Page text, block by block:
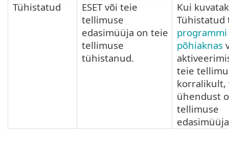
Tühistatud
ESET või teie
tellimuse
edasimüüja on teie
tellimuse
tühistanud.
Kui
Tühistatud
programmi
põhiaknas
teie
korralikult,
ühendust
tellimuse